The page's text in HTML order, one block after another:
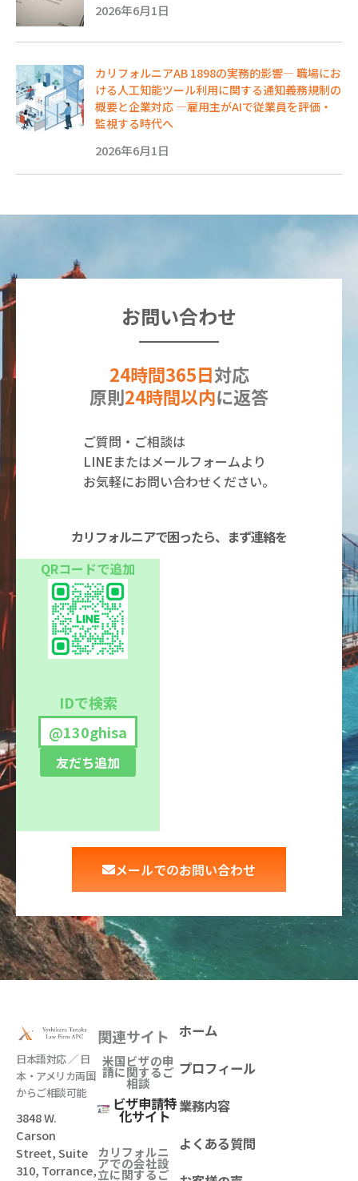
2026年6月1日
カリフォルニアAB 1898の実務的影響― 職場にお
ける人工知能ツール利用に関する通知義務規制の
概要と企業対応 ―雇用主がAIで従業員を評価・
監視する時代へ
2026年6月1日
お問い合わせ
24時間365日対応
原則24時間以内に返答
ご質問・ご相談は
LINEまたはメールフォームより
お気軽にお問い合わせください。
カリフォルニアで困ったら、まず連絡を
QRコードで追加
IDで検索
@130ghisa
友だち追加
メールでのお問い合わせ
日本語対応 ／ 日
本・アメリカ両国
からご相談可能
3848 W.
Carson
Street, Suite
310, Torrance,
関連サイト
米国ビザの申
請に関するご
相談
ビザ申請特
化サイト
カリフォルニ
アでの会社設
立に関するご
ホーム
プロフィール
業務内容
よくある質問